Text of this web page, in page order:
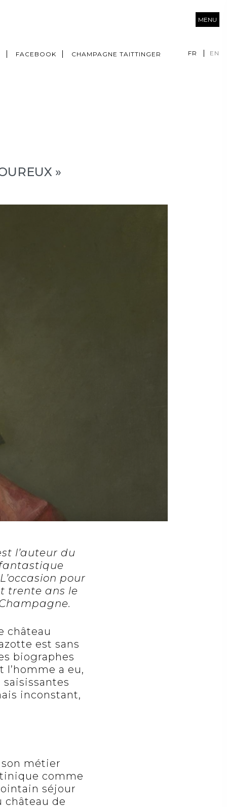
FACEBOOK CHAMPAGNE TAITTINGER FR EN
MENU
»
l’auteur du
pour
trente ans le
château
est sans
biographes
l’homme a eu,
inconstant,
métier
comme
séjour
château de